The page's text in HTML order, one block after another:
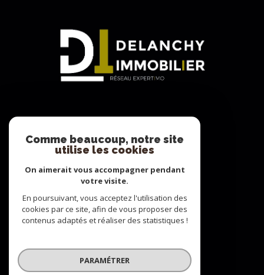
Adhérents
Traduction powered by Google
Comme beaucoup, notre site
utilise les cookies
On aimerait vous accompagner pendant
votre visite.
En poursuivant, vous acceptez l'utilisation des
cookies par ce site, afin de vous proposer des
contenus adaptés et réaliser des statistiques !
PARAMÉTRER